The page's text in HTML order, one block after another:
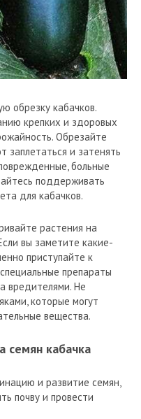
обрезку кабачков.
крепких и здоровых
Обрезайте
заплетаться и затенять
больные
поддерживать
для кабачков.
растения на
вы заметите какие-
приступайте к
препараты
вредителями. Не
которые могут
вещества.
семян кабачка
и развитие семян,
почву и провести